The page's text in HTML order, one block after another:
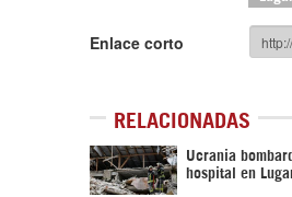
Enlace corto
RELACIONADAS
Ucrania
hospital en